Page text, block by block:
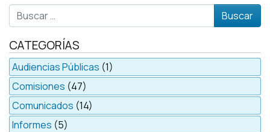
Buscar
CATEGORÍAS
Audiencias Públicas (1)
Comisiones (47)
Comunicados (14)
Informes (5)